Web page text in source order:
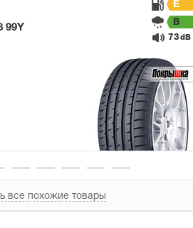
99Y
E
B
73 dB
все похожие товары